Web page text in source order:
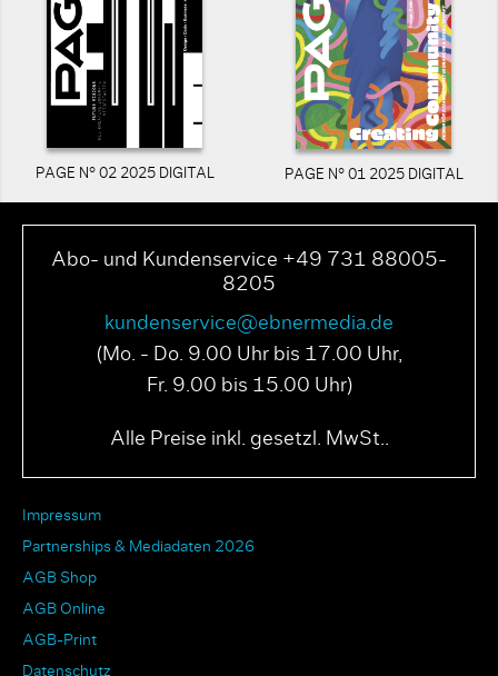
PAGE N° 02 2025 DIGITAL PAGE N° 01 2025 DIGITAL
Abo- und Kundenservice +49 731 88005-
8205
kundenservice@ebnermedia.de
(Mo. - Do. 9.00 Uhr bis 17.00 Uhr,
Fr. 9.00 bis 15.00 Uhr)
Alle Preise inkl. gesetzl. MwSt..
Impressum
Partnerships & Mediadaten 2026
AGB Shop
AGB Online
AGB-Print
Datenschutz